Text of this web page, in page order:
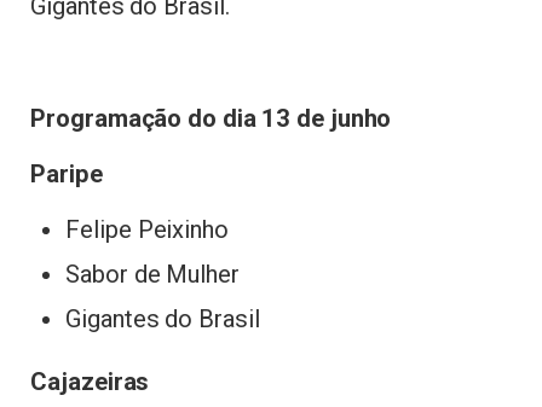
Programação do dia 13 de junho
Paripe
Felipe Peixinho
Sabor de Mulher
Gigantes do Brasil
Cajazeiras